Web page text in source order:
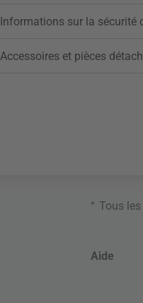
Informations sur la sécurité
Accessoires et pièces
* Tous
Aide